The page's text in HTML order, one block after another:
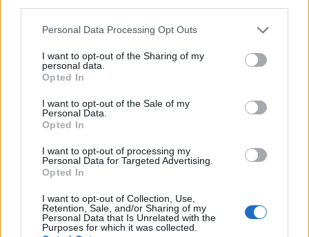
Please note that this website/app uses one or more Google
not limited to your visit or usage behaviour. You may click to
grant or deny consent to Google and its third-party tags to
use your data for below specified purposes in below Google
consent section.
Personal Data Processing Opt Outs
I want to opt-out of the Sharing of my
personal data.
Opted In
I want to opt-out of the Sale of my
Personal Data.
Opted In
I want to opt-out of processing my
Personal Data for Targeted Advertising.
Opted In
I want to opt-out of Collection, Use,
Retention, Sale, and/or Sharing of my
Personal Data that Is Unrelated with the
Purposes for which it was collected.